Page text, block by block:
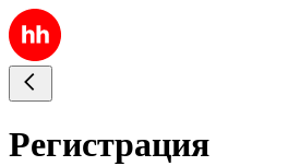
Регистрация